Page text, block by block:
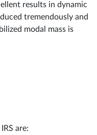
results in dynamic
tremendously and
modal mass is
are: